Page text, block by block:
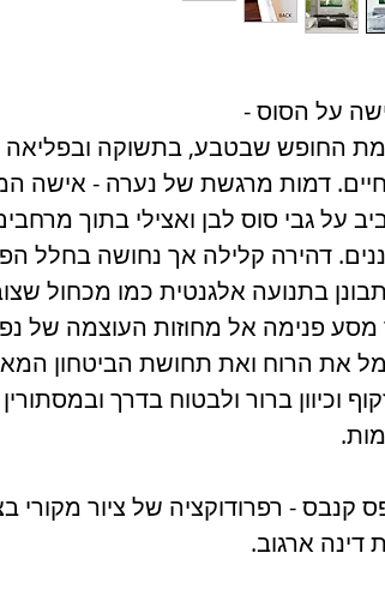
על הסוס -
החופש שבטבע, בתשוקה ובפליאה
דמות מרגשת של נערה - אישה
על גבי סוס לבן ואצילי בתוך
דהירה קלילה אך נחושה בחלל
בתנועה אלגנטית כמו מכחול
מסע פנימה אל מחוזות העוצמה של
את הרוח ואת תחושת הביטחון
וכיוון ברור ולבטוח בדרך ובמסתורין
קנבס - רפרודוקציה של ציור מקורי
דינה ארגוב.